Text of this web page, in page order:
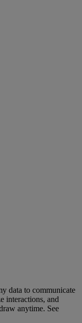
data to communicate
interactions, and
anytime. See